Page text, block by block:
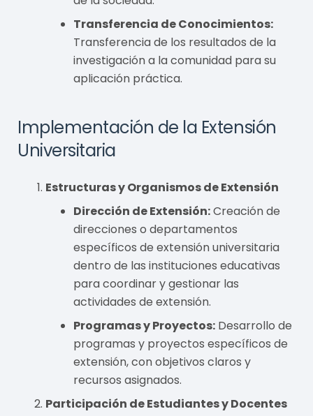
Transferencia de Conocimientos:
Transferencia de los resultados de la
investigación a la comunidad para su
aplicación práctica.
Implementación de la Extensión
Universitaria
Estructuras y Organismos de Extensión
Dirección de Extensión:Creación de
direcciones o departamentos
específicos de extensión universitaria
dentro de las instituciones educativas
para coordinar y gestionar las
actividades de extensión.
Programas y Proyectos: Desarrollo de
programas y proyectos específicos de
extensión, con objetivos claros y
recursos asignados.
Participación de Estudiantes y Docentes